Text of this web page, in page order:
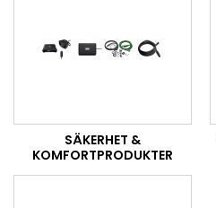
SÄKERHET &
KOMFORTPRODUKTER